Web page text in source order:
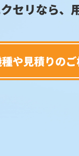
セリなら、
や見積りの